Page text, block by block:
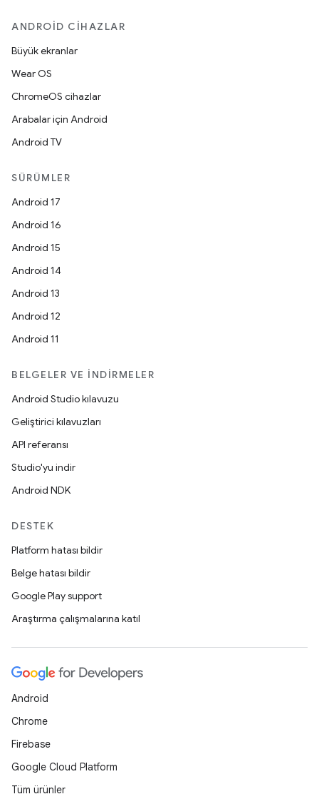
ANDROID CIHAZLAR
Büyük ekranlar
Wear OS
ChromeOS cihazlar
Arabalar için Android
Android TV
SÜRÜMLER
Android 17
Android 16
Android 15
Android 14
Android 13
Android 12
Android 11
BELGELER VE İNDIRMELER
Android Studio kılavuzu
Geliştirici kılavuzları
API referansı
Studio'yu indir
Android NDK
DESTEK
Platform hatası bildir
Belge hatası bildir
Google Play support
Araştırma çalışmalarına katıl
Android
Chrome
Firebase
Google Cloud Platform
Tüm ürünler